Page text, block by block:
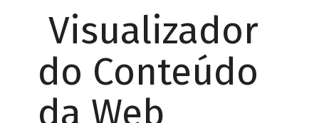
Visualizador
do Conteúdo
da Web